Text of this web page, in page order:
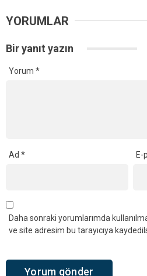
YORUMLAR
Bir yanıt yazın
Yorum *
Ad *
Daha sonraki yorumlarımda
ve site adresim bu tarayıcıya